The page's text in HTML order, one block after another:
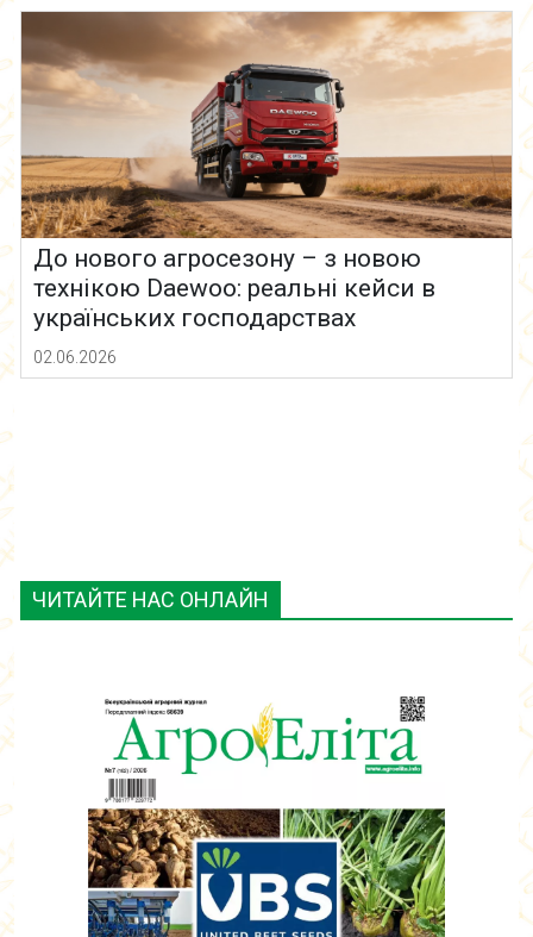
ЧИТАЙТЕ НАС ОНЛАЙН
До нового агросезону – з новою
технікою Daewoo: реальні кейси в
українських господарствах
02.06.2026